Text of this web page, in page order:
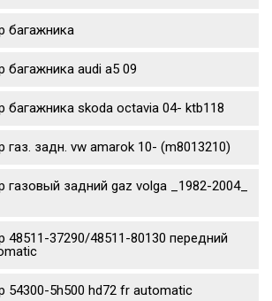
багажника
багажника audi a5 09
багажника skoda octavia 04- ktb118
газ. задн. vw amarok 10- (m8013210)
газовый задний gaz volga _1982-2004_
48511-37290/48511-80130 передний
54300-5h500 hd72 fr automatic